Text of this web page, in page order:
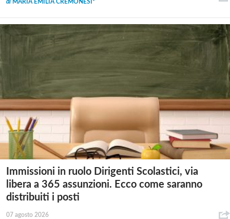
di MARIA EMILIA CREMONESI*
Immissioni in ruolo Dirigenti Scolastici, via
libera a 365 assunzioni. Ecco come saranno
distribuiti i posti
07 agosto 2026